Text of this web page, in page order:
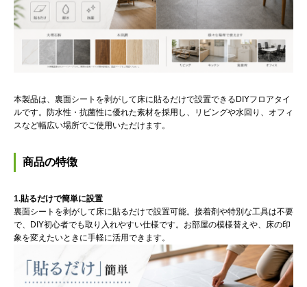
本製品は、裏面シートを剥がして床に貼るだけで設置できるDIYフロアタイ
ルです。防水性・抗菌性に優れた素材を採用し、リビングや水回り、オフィ
スなど幅広い場所でご使用いただけます。
商品の特徴
1.貼るだけで簡単に設置
裏面シートを剥がして床に貼るだけで設置可能。接着剤や特別な工具は不要
で、DIY初心者でも取り入れやすい仕様です。お部屋の模様替えや、床の印
象を変えたいときに手軽に活用できます。